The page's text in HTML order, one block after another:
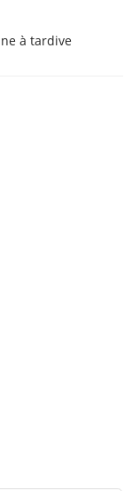
à tardive